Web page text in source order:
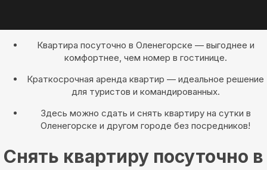
Квартира посуточно в Оленегорске — выгоднее и
комфортнее, чем номер в гостинице.
Краткосрочная аренда квартир — идеальное решение
для туристов и командированных.
Здесь можно сдать и снять квартиру на сутки в
Оленегорске и другом городе без посредников!
Снять квартиру посуточно в